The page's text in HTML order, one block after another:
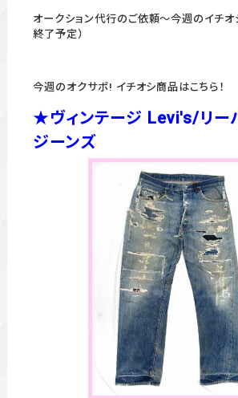
オークション代行のご依頼～今週のイチオ
終了予定）
今週のオクサポ! イチオシ商品はこちら！
★ヴィンテージ Levi's/リー
ジーンズ